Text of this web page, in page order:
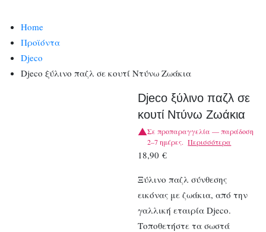
Home
Προϊόντα
Djeco
Djeco ξύλινο παζλ σε κουτί Ντύνω Ζωάκια
Djeco ξύλινο παζλ σε
κουτί Ντύνω Ζωάκια
Σε προπαραγγελία — παράδοση
2–7 ημέρες. Περισσότερα
18,90€
Ξύλινο παζλ σύνθεσης
εικόνας με ζωάκια, από την
γαλλική εταιρία Djeco.
Τοποθετήστε τα σωστά